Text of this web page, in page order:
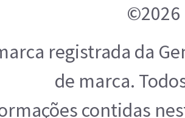
©2026
registrada da
de marca.
contidas